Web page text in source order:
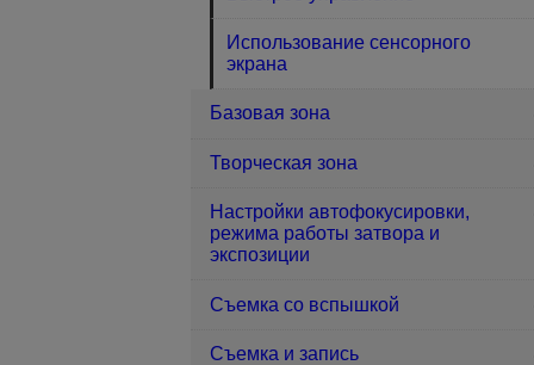
Использование сенсорного
экрана
Базовая зона
Творческая зона
Настройки автофокусировки,
режима работы затвора и
экспозиции
Съемка со вспышкой
Съемка и запись